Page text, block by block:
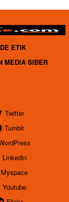
ETIK
MEDIA SIBER
Twitter
Tumblr
Linkedin
Myspace
Youtube